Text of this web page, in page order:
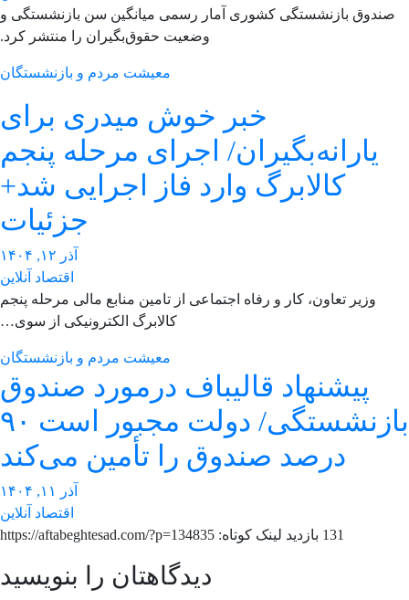
صندوق بازنشستگی کشوری آمار رسمی میانگین سن بازنشستگی و
وضعیت حقوق‌بگیران را منتشر کرد.
معیشت مردم و بازنشستگان
خبر خوش میدری برای
یارانه‌بگیران/ اجرای مرحله پنجم
کالابرگ وارد فاز اجرایی شد+
جزئیات
آذر ۱۲, ۱۴۰۴
اقتصاد آنلاین
وزیر تعاون، کار و رفاه اجتماعی از تامین منابع مالی مرحله پنجم
کالابرگ الکترونیکی از سوی…
معیشت مردم و بازنشستگان
پیشنهاد قالیباف درمورد صندوق
بازنشستگی/ دولت مجبور است ۹۰
درصد صندوق را تأمین می‌کند
آذر ۱۱, ۱۴۰۴
اقتصاد آنلاین
131 بازدید لینک کوتاه: https://aftabeghtesad.com/?p=134835
دیدگاهتان را بنویسید